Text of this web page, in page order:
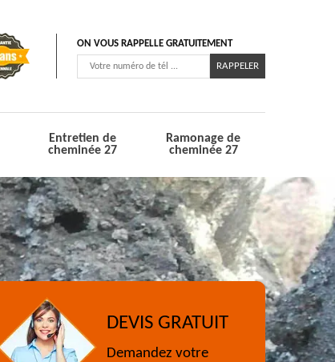
ON VOUS RAPPELLE GRATUITEMENT
Entretien de
cheminée 27
Ramonage de
cheminée 27
DEVIS GRATUIT
Demandez votre